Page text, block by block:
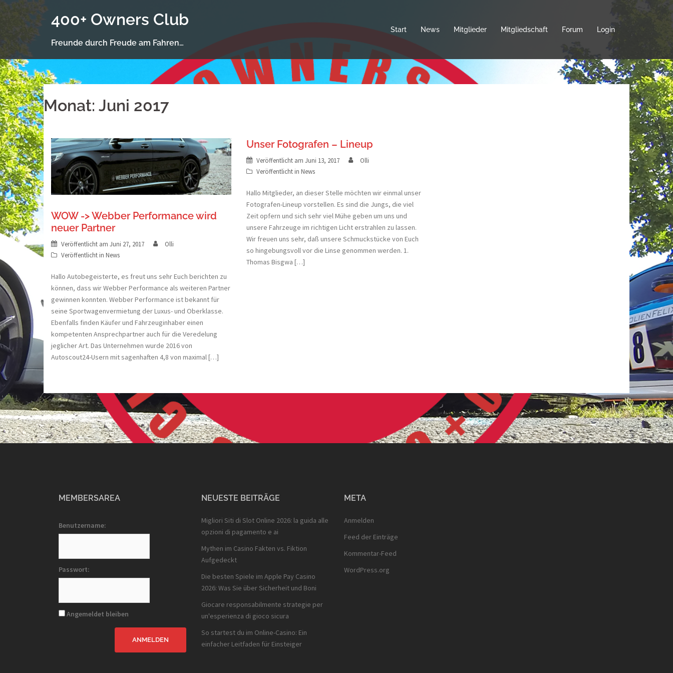
Springe
400+ Owners Club
Freunde durch Freude am Fahren…
Start News Mitglieder Mitgliedschaft Forum Login
Monat: Juni 2017
WOW -> Webber Performance wird
neuer Partner
Veröffentlicht am Juni 27, 2017
Olli
Veröffentlicht in News
Hallo Autobegeisterte, es freut uns sehr Euch berichten zu
können, dass wir Webber Performance als weiteren Partner
gewinnen konnten. Webber Performance ist bekannt für
seine Sportwagenvermietung der Luxus- und Oberklasse.
Ebenfalls finden Käufer und Fahrzeuginhaber einen
kompetenten Ansprechpartner auch für die Veredelung
jeglicher Art. Das Unternehmen wurde 2016 von
Autoscout24-Usern mit sagenhaften 4,8 von maximal […]
Unser Fotografen – Lineup
Veröffentlicht am Juni 13, 2017
Olli
Veröffentlicht in News
Hallo Mitglieder, an dieser Stelle möchten wir einmal unser
Fotografen-Lineup vorstellen. Es sind die Jungs, die viel
Zeit opfern und sich sehr viel Mühe geben um uns und
unsere Fahrzeuge im richtigen Licht erstrahlen zu lassen.
Wir freuen uns sehr, daß unsere Schmuckstücke von Euch
so hingebungsvoll vor die Linse genommen werden. 1.
Thomas Bisgwa […]
MEMBERSAREA
Benutzername:
Passwort:
Angemeldet bleiben
ANMELDEN
NEUESTE BEITRÄGE
Migliori Siti di Slot Online 2026: la guida alle
opzioni di pagamento e ai
Mythen im Casino Fakten vs. Fiktion
Aufgedeckt
Die besten Spiele im Apple Pay Casino
2026: Was Sie über Sicherheit und Boni
Giocare responsabilmente strategie per
un'esperienza di gioco sicura
So startest du im Online-Casino: Ein
einfacher Leitfaden für Einsteiger
META
Anmelden
Feed der Einträge
Kommentar-Feed
WordPress.org